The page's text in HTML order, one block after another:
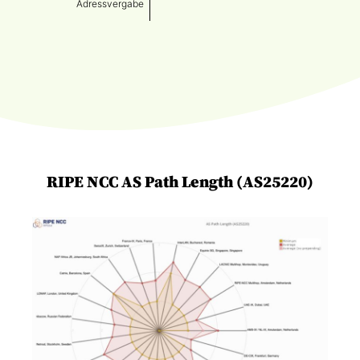
Adressvergabe
RIPE NCC AS Path Length (AS25220)